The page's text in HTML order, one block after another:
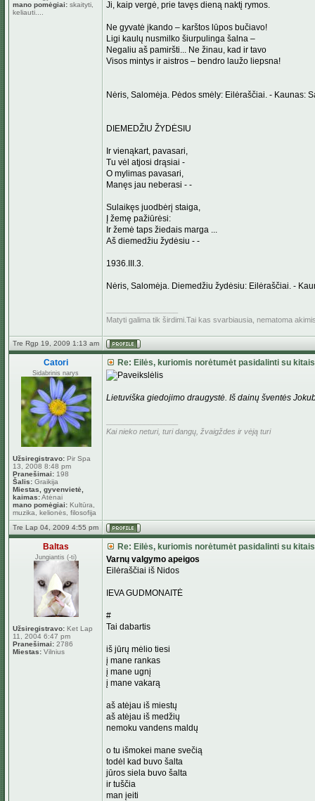
mano pomėgiai: skaityti,
keliauti....
Ji, kaip vergė, prie tavęs dieną naktį rymos.
Ne gyvatė įkando – karštos lūpos bučiavo!
Ligi kaulų nusmilko šiurpulinga šalna –
Negaliu aš pamiršti... Ne žinau, kad ir tavo
Visos mintys ir aistros – bendro laužo liepsna!
Nėris, Salomėja. Pėdos smėly: Eilėraščiai. - Kaunas:
DIEMEDŽIU ŽYDĖSIU
Ir vienąkart, pavasari,
Tu vėl atjosi drąsiai -
O mylimas pavasari,
Manęs jau neberasi - -
Sulaikęs juodbėrį staiga,
Į žemę pažiūrėsi:
Ir žemė taps žiedais marga ...
Aš diemedžiu žydėsiu - -
1936.III.3.
Nėris, Salomėja. Diemedžiu žydėsiu: Eilėraščiai. -
Matyti galima tik širdimi.Tai kas svarbiausia, nematoma
Tre Rgp 19, 2009 1:13 am
Catori
Sidabrinis narys
Užsiregistravo: Pir Spa
13, 2008 8:48 pm
Pranešimai: 198
Šalis: Graikija
Miestas, gyvenvietė,
kaimas:Atėnai
mano pomėgiai: Kultūra,
muzika, kelionės, filosofija
Re: Eilės, kuriomis norėtumėt pasidalinti su kitais
Lietuviška giedojimo draugystė. Iš dainų šventės
Kai nieko neturi, turi dangų, žvaigždes ir vėją turi
Tre Lap 04, 2009 4:55 pm
Baltas
Jungiantis (-ti)
Užsiregistravo: Ket Lap
11, 2004 6:47 pm
Pranešimai: 2786
Miestas: Vilnius
Re: Eilės, kuriomis norėtumėt pasidalinti su kitais
Varnų valgymo apeigos
Eilėraščiai iš Nidos
IEVA GUDMONAITĖ
#
Tai dabartis
iš jūrų mėlio tiesi
į mane rankas
į mane ugnį
į mane vakarą
aš atėjau iš miestų
aš atėjau iš medžių
nemoku vandens maldų
o tu išmokei mane svečią
todėl kad buvo šalta
jūros siela buvo šalta
ir tuščia
man įeiti